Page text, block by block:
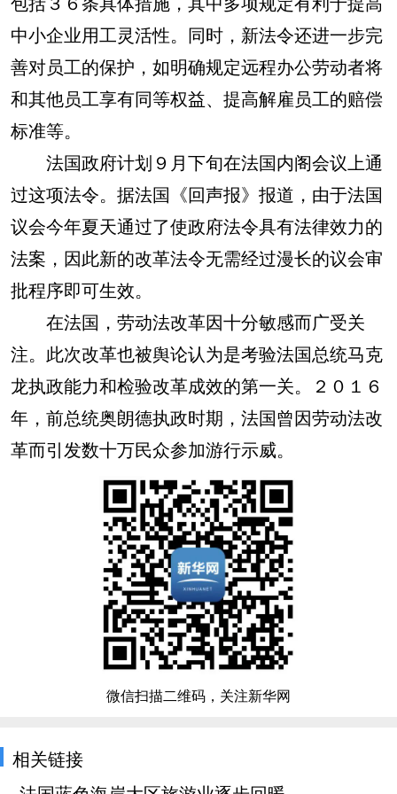
中小企业用工灵活性。同时，新法令还进一步完
善对员工的保护，如明确规定远程办公劳动者将
和其他员工享有同等权益、提高解雇员工的赔偿
标准等。
法国政府计划９月下旬在法国内阁会议上通
过这项法令。据法国《回声报》报道，由于法国
议会今年夏天通过了使政府法令具有法律效力的
法案，因此新的改革法令无需经过漫长的议会审
批程序即可生效。
在法国，劳动法改革因十分敏感而广受关
注。此次改革也被舆论认为是考验法国总统马克
龙执政能力和检验改革成效的第一关。２０１６
年，前总统奥朗德执政时期，法国曾因劳动法改
革而引发数十万民众参加游行示威。
微信扫描二维码，关注新华网
相关链接